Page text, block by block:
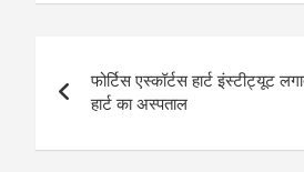
navigation
फोर्टिस एस्कॉर्टस हार्ट इंस्टीट्यूट
हार्ट का अस्पताल